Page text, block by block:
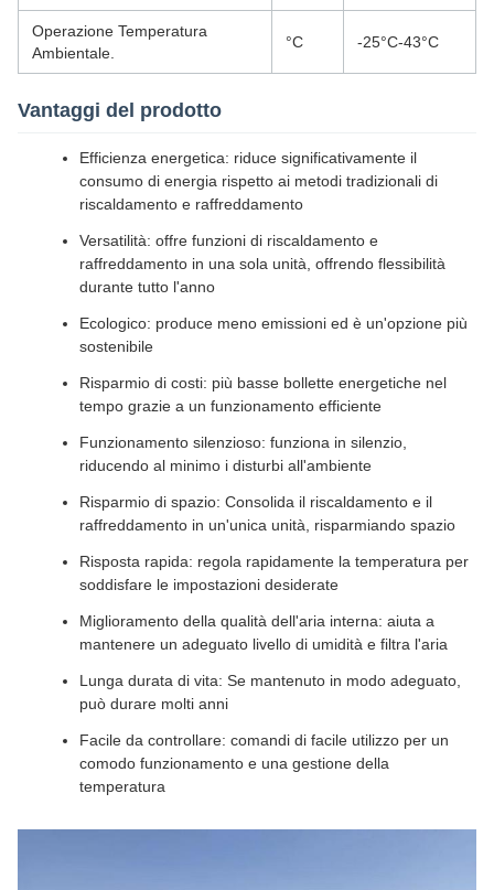
Operazione Temperatura
Ambientale.
°C -25°C-43°C
Vantaggi del prodotto
Efficienza energetica: riduce significativamente il
consumo di energia rispetto ai metodi tradizionali di
riscaldamento e raffreddamento
Versatilità: offre funzioni di riscaldamento e
raffreddamento in una sola unità, offrendo flessibilità
durante tutto l'anno
Ecologico: produce meno emissioni ed è un'opzione più
sostenibile
Risparmio di costi: più basse bollette energetiche nel
tempo grazie a un funzionamento efficiente
Funzionamento silenzioso: funziona in silenzio,
riducendo al minimo i disturbi all'ambiente
Risparmio di spazio: Consolida il riscaldamento e il
raffreddamento in un'unica unità, risparmiando spazio
Risposta rapida: regola rapidamente la temperatura per
soddisfare le impostazioni desiderate
Miglioramento della qualità dell'aria interna: aiuta a
mantenere un adeguato livello di umidità e filtra l'aria
Lunga durata di vita: Se mantenuto in modo adeguato,
può durare molti anni
Facile da controllare: comandi di facile utilizzo per un
comodo funzionamento e una gestione della
temperatura